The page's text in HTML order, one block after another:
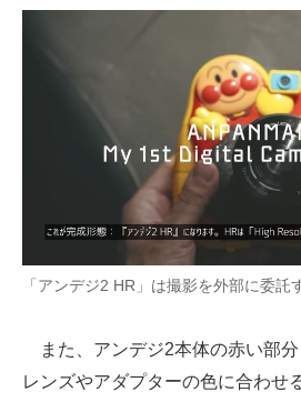
「アンデジ2 HR」は撮影を外部に委託
また、アンデジ2本体の赤い部分
レンズやアダプターの色に合わせ